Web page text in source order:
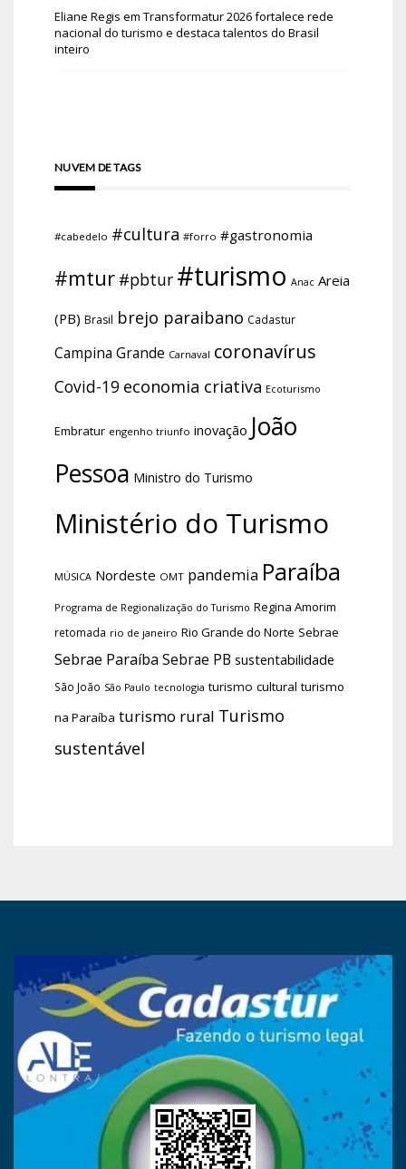
Eliane Regis em Transformatur 2026 fortalece rede
nacional do turismo e destaca talentos do Brasil
inteiro
NUVEM DE TAGS
#cabedelo #cultura #forro #gastronomia
#mtur #pbtur #turismo Anac Areia
(PB) Brasil brejo paraibano Cadastur
Campina Grande Carnaval coronavírus
Covid-19 economia criativa Ecoturismo
Embratur engenho triunfo inovação João
Pessoa Ministro do Turismo
Ministério do Turismo
MÚSICA Nordeste OMT pandemia Paraíba
Programa de Regionalização do Turismo Regina Amorim
retomada rio de janeiro Rio Grande do Norte Sebrae
Sebrae Paraíba Sebrae PB sustentabilidade
São João São Paulo tecnologia turismo cultural turismo
na Paraíba turismo rural Turismo
sustentável